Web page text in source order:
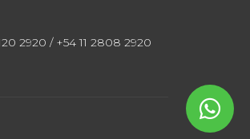
2920 / +54 11 2808 2920